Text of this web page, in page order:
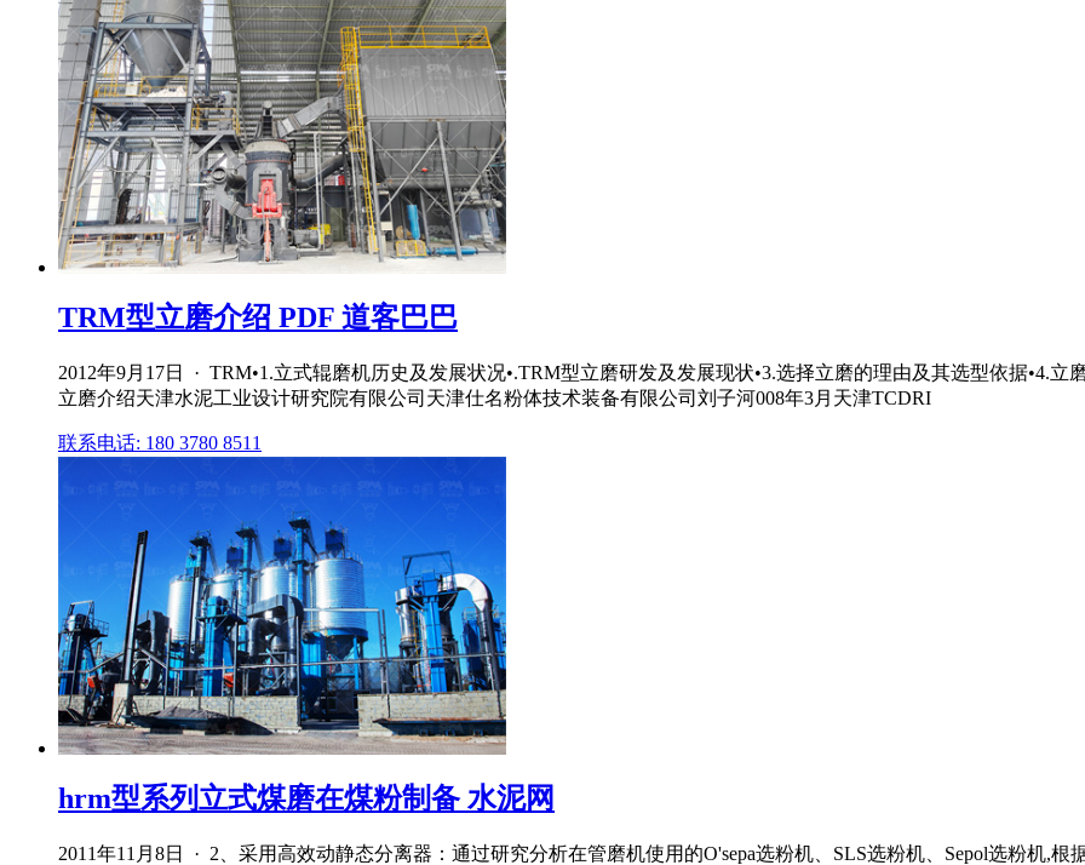
TRM型立磨介绍 PDF 道客巴巴
2012年9月17日 · TRM•1.立式辊磨机历史及发展状况•.TRM型立磨研发及发展现状•3.选择立磨的理由及其选型依据•4.
立磨介绍天津水泥工业设计研究院有限公司天津仕名粉体技术装备有限公司刘子河008年3月天津TCDRI
联系电话: 180 3780 8511
hrm型系列立式煤磨在煤粉制备 水泥网
2011年11月8日 · 2、采用高效动静态分离器：通过研究分析在管磨机使用的O'sepa选粉机、SLS选粉机、Sepol选粉机,